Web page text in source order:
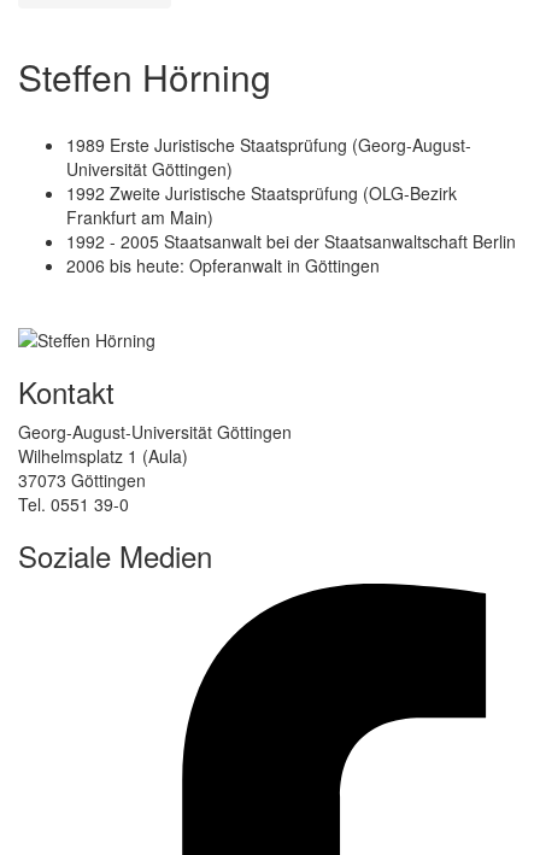
Steffen Hörning
1989 Erste Juristische Staatsprüfung (Georg-August-
Universität Göttingen)
1992 Zweite Juristische Staatsprüfung (OLG-Bezirk
Frankfurt am Main)
1992 - 2005 Staatsanwalt bei der Staatsanwaltschaft Berlin
2006 bis heute: Opferanwalt in Göttingen
Kontakt
Georg-August-Universität Göttingen
Wilhelmsplatz 1 (Aula)
37073 Göttingen
Tel. 0551 39-0
Soziale Medien